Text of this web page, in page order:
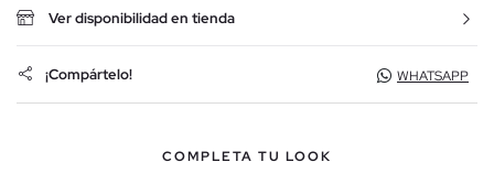
Ver disponibilidad en tienda
¡Compártelo! WHATSAPP
COMPLETA TU LOOK